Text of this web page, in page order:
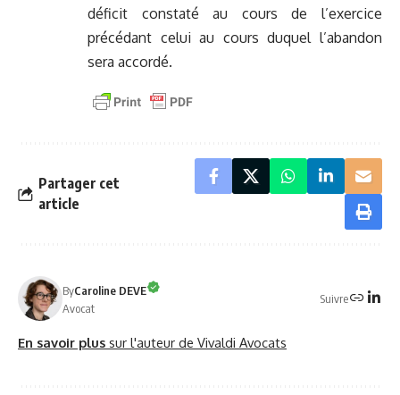
déficit constaté au cours de l’exercice
précédant celui au cours duquel l’abandon
sera accordé.
Partager cet
article
ByCaroline DEVE
Avocat
Suivre
En savoir plus sur l'auteur de Vivaldi Avocats